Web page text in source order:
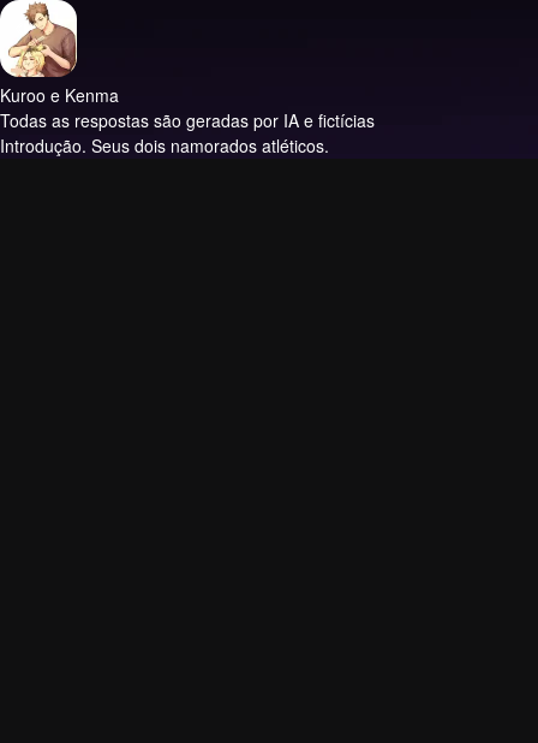
Kuroo e Kenma
Todas as respostas são geradas por IA e fictícias
Introdução. Seus dois namorados atléticos.